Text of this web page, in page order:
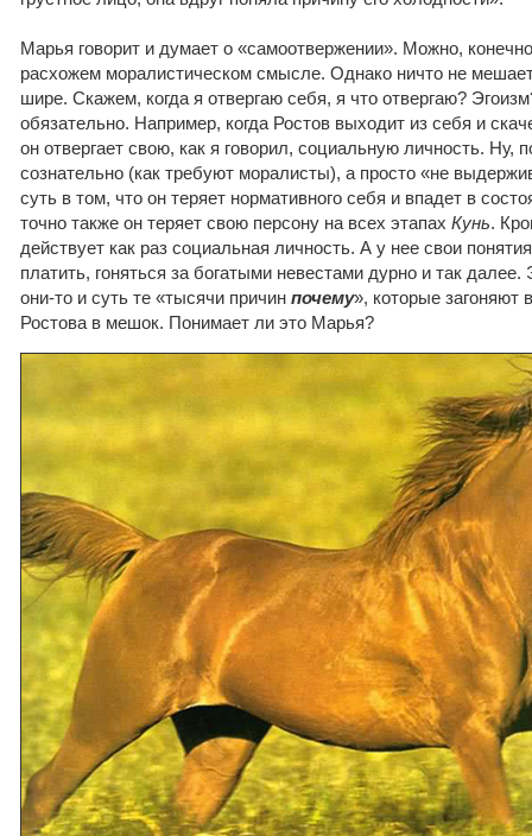
Марья говорит и думает о «самоотвержении». Можно,
расхожем моралистическом смысле. Однако ничто не
шире. Скажем, когда я отвергаю себя, я что отвергаю?
обязательно. Например, когда Ростов выходит из себя и
он отвергает свою, как я говорил, социальную личность. Ну,
сознательно (как требуют моралисты), а просто «не
суть в том, что он теряет нормативного себя и впадет в
точно также он теряет свою персону на всех этапах Кунь.
действует как раз социальная личность. А у нее свои
платить, гоняться за богатыми невестами дурно и так далее.
они-то и суть те «тысячи причин почему», которые загоняют
Ростова в мешок. Понимает ли это Марья?